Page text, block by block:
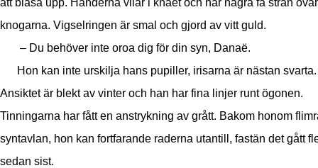
knogarna. Vigselringen är smal och gjord av vitt guld.
– Du behöver inte oroa dig för din syn, Danaë.
Hon kan inte urskilja hans pupiller, irisarna är nästan svarta.
Ansiktet är blekt av vinter och han har fina linjer runt ögonen.
Tinningarna har fått en anstrykning av grått. Bakom honom
syntavlan, hon kan fortfarande raderna utantill, fastän det gått
sedan sist.